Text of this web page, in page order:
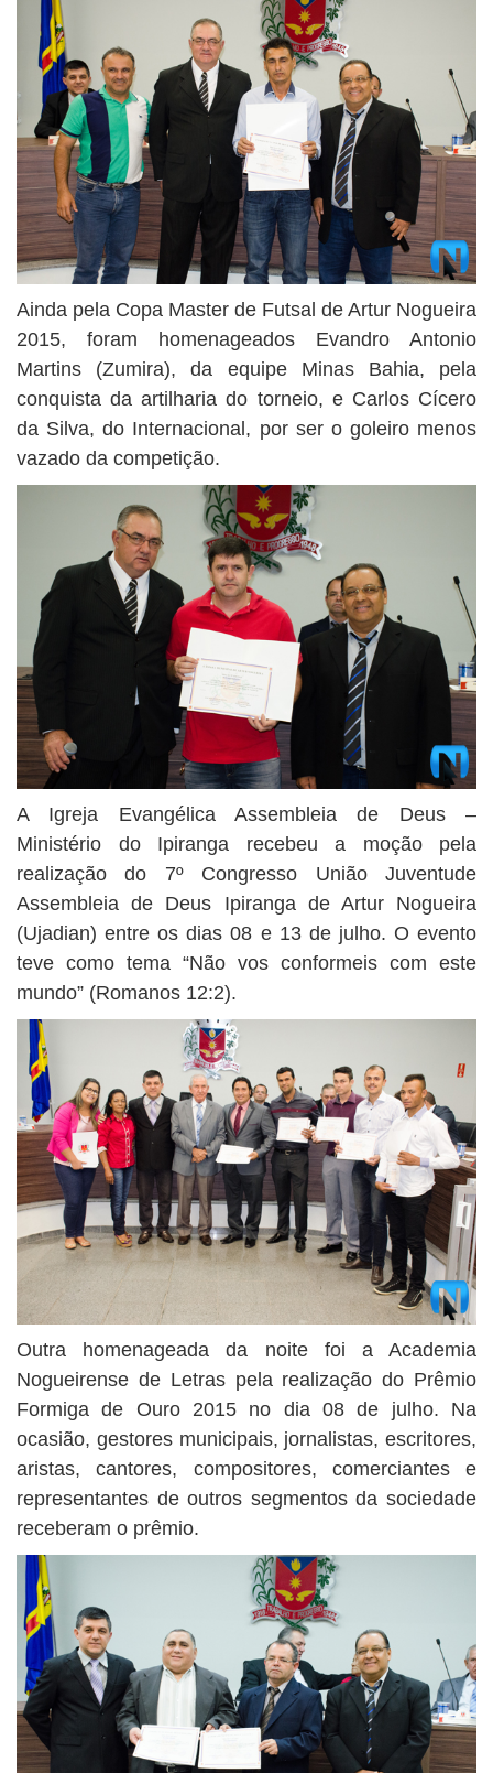
Ainda pela Copa Master de Futsal de Artur Nogueira
2015, foram homenageados Evandro Antonio
Martins (Zumira), da equipe Minas Bahia, pela
conquista da artilharia do torneio, e Carlos Cícero
da Silva, do Internacional, por ser o goleiro menos
vazado da competição.
A Igreja Evangélica Assembleia de Deus –
Ministério do Ipiranga recebeu a moção pela
realização do 7º Congresso União Juventude
Assembleia de Deus Ipiranga de Artur Nogueira
(Ujadian) entre os dias 08 e 13 de julho. O evento
teve como tema “Não vos conformeis com este
mundo” (Romanos 12:2).
Outra homenageada da noite foi a Academia
Nogueirense de Letras pela realização do Prêmio
Formiga de Ouro 2015 no dia 08 de julho. Na
ocasião, gestores municipais, jornalistas, escritores,
aristas, cantores, compositores, comerciantes e
representantes de outros segmentos da sociedade
receberam o prêmio.